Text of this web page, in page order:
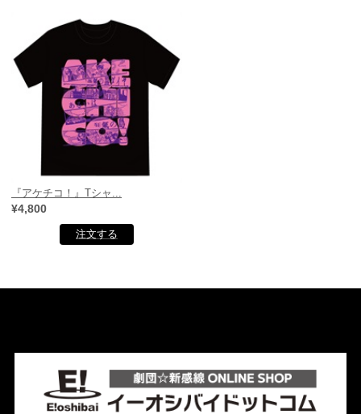
『アケチコ！』Tシャ...
¥4,800